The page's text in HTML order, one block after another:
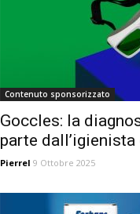
Contenuto sponsorizzato
Goccles: la
parte dall’igienista
Pierrel 9 Ottobre 2025